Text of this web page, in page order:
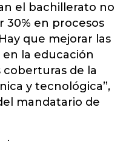
el bachillerato no
30% en procesos
que mejorar las
en la educación
coberturas de la
y tecnológica”,
mandatario de